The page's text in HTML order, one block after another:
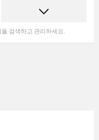
검색하고 관리하세요.